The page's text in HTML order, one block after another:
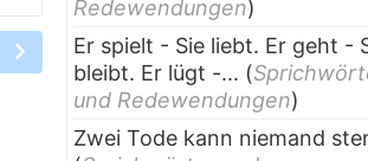
Redewendungen)
Er spielt - Sie liebt. Er geht -
bleibt. Er lügt -... (
und Redewendungen)
Zwei Tode kann niemand